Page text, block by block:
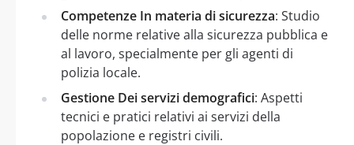
Competenze In materia di sicurezza: Studio
delle norme relative alla sicurezza pubblica e
al lavoro, specialmente per gli agenti di
polizia locale.
Gestione Dei servizi demografici: Aspetti
tecnici e pratici relativi ai servizi della
popolazione e registri civili.